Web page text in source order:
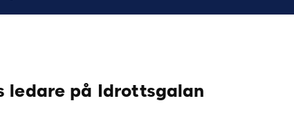
ledare på Idrottsgalan